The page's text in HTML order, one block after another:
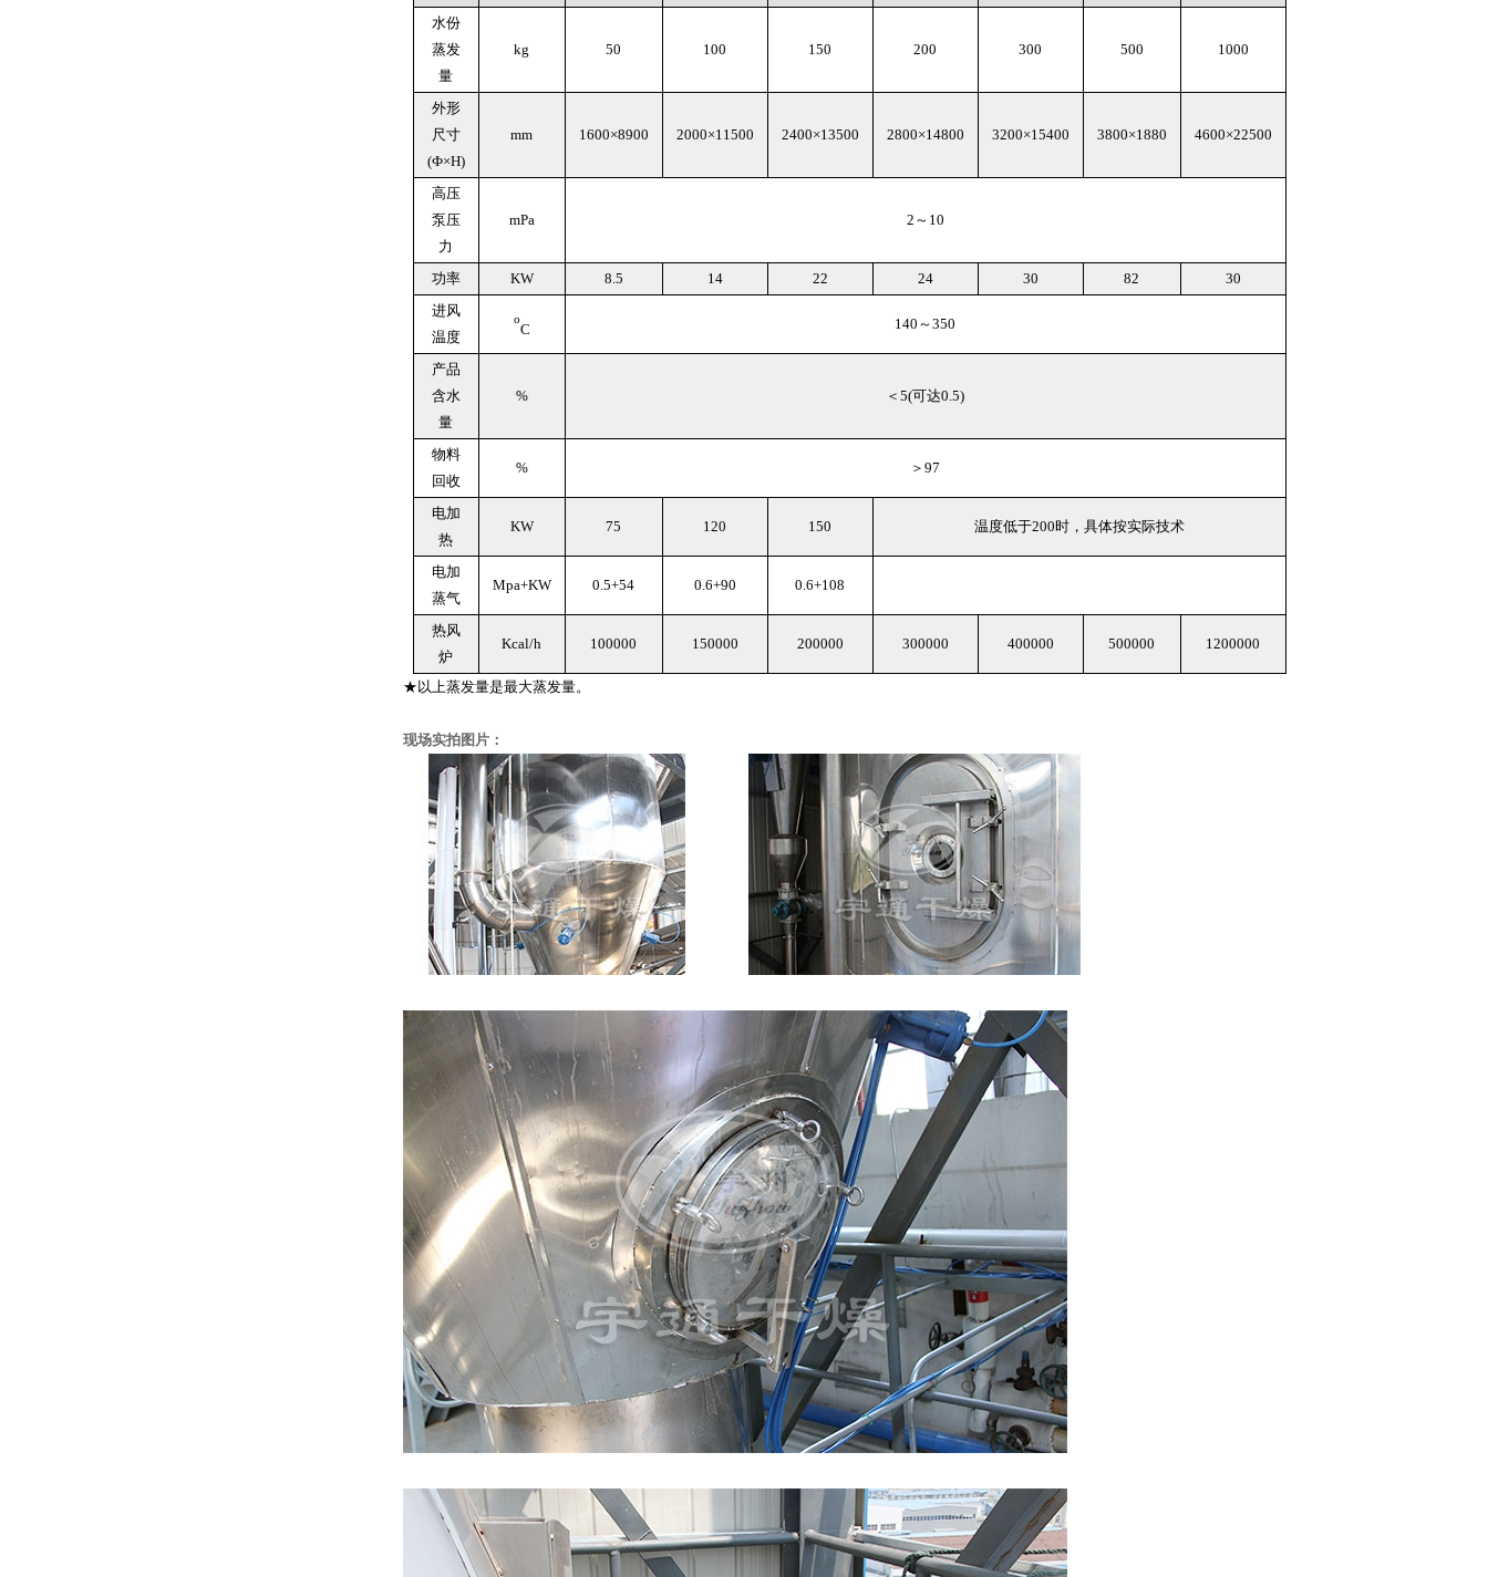
水份
蒸发
量
kg 50 100 150 200 300 500 1000
外形
尺寸
(Ф×H)
mm 1600×8900 2000×11500 2400×13500 2800×14800 3200×15400 3800×1880 4600×22500
高压
泵压
力
mPa 2～10
功率 KW 8.5 14 22 24 30 82
30
进风
温度
o
C 140～350
产品
含水
量
% ＜5(可达0.5)
物料
回收
% ＞97
电加
热
KW 75 120 150 温度低于200时，具体按实际技术
电加
蒸气
Mpa+KW 0.5+54 0.6+90 0.6+108
热风
炉
Kcal/h 100000 150000 200000 300000 400000 500000 1200000
★以上蒸发量是最大蒸发量。
现场实拍图片：